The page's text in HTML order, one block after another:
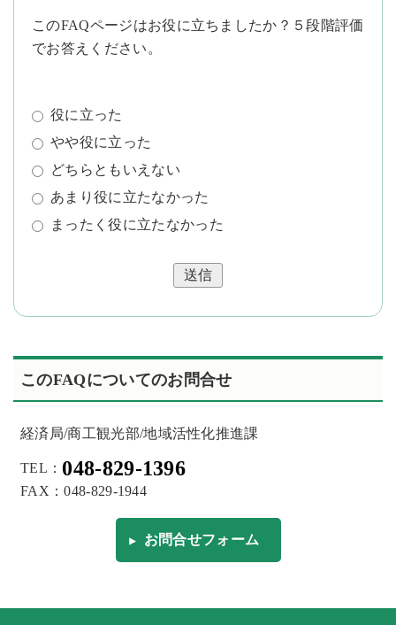
このFAQページはお役に立ちましたか？５段階評価
でお答えください。
役に立った
やや役に立った
どちらともいえない
あまり役に立たなかった
まったく役に立たなかった
送信
このFAQについてのお問合せ
経済局/商工観光部/地域活性化推進課
TEL： 048-829-1396
FAX：048-829-1944
お問合せフォーム